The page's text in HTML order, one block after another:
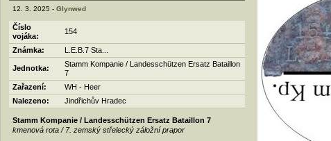
12. 3. 2025 - Glynwed
Číslo
vojáka:
154
Známka: L.E.B.7 Sta...
Jednotka:
Stamm Kompanie / Landesschützen Ersatz Bataillon
7
Zařazení:
WH - Heer
Nalezeno:
Jindřichův Hradec
Stamm Kompanie / Landesschützen Ersatz Bataillon 7
kmenová rota / 7. zemský střelecký záložní prapor